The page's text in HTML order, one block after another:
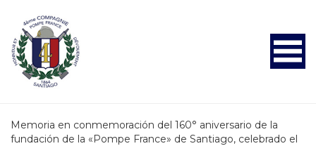
Menú
Memoria en conmemoración del 160° aniversario de la
fundación de la «Pompe France» de Santiago, celebrado el